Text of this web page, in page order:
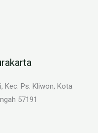
Kec. Ps. Kliwon, Kota
57191